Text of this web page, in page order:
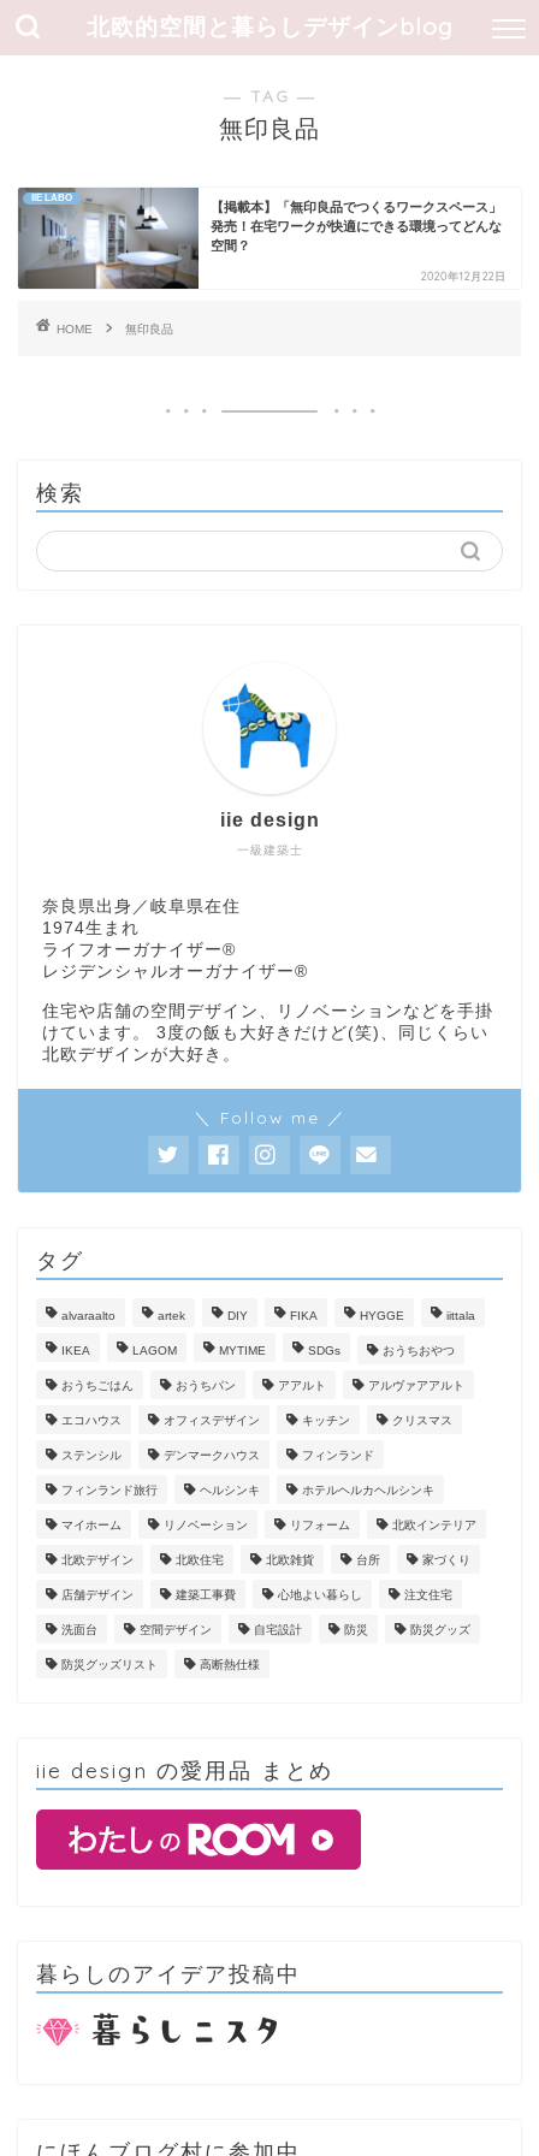
北欧的空間と暮らしデザインblog
― TAG ―
無印良品
IIE LABO
【掲載本】「無印良品でつくるワークスペース」
発売！在宅ワークが快適にできる環境ってどんな
空間？
2020年12月22日
HOME 無印良品
検索
一級建築士
iie design
奈良県出身／岐阜県在住
1974生まれ
ライフオーガナイザー®
レジデンシャルオーガナイザー®
住宅や店舗の空間デザイン、リノベーションなどを手掛
けています。 3度の飯も大好きだけど(笑)、同じくらい
北欧デザインが大好き。
＼ Follow me ／
タグ
alvaraalto artek DIY FIKA HYGGE iittala
IKEA LAGOM MYTIME SDGs おうちおやつ
おうちごはん おうちパン アアルト アルヴァアアルト
エコハウス オフィスデザイン キッチン クリスマス
ステンシル デンマークハウス フィンランド
フィンランド旅行 ヘルシンキ ホテルヘルカヘルシンキ
マイホーム リノベーション リフォーム 北欧インテリア
北欧デザイン 北欧住宅 北欧雑貨 台所 家づくり
店舗デザイン 建築工事費 心地よい暮らし 注文住宅
洗面台 空間デザイン 自宅設計 防災 防災グッズ
防災グッズリスト 高断熱仕様
iie design の愛用品 まとめ
暮らしのアイデア投稿中